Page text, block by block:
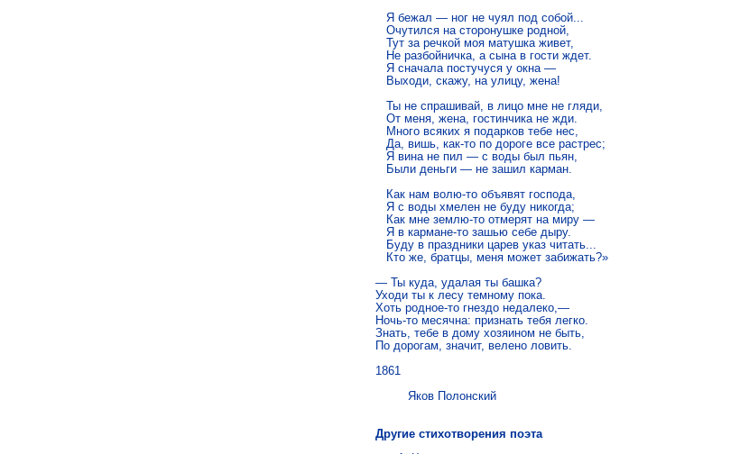
   Я бежал — ног не чуял под собой...
   Очутился на сторонушке родной,
   Тут за речкой моя матушка живет,
   Не разбойничка, а сына в гости ждет.
   Я сначала постучуся у окна —
   Выходи, скажу, на улицу, жена!
   Ты не спрашивай, в лицо мне не гляди,
   От меня, жена, гостинчика не жди.
   Много всяких я подарков тебе нес,
   Да, вишь, как-то по дороге все растрес;
   Я вина не пил — с воды был пьян,
   Были деньги — не зашил карман.
   Как нам волю-то объявят господа,
   Я с воды хмелен не буду никогда;
   Как мне землю-то отмерят на миру —
   Я в кармане-то зашью себе дыру.
   Буду в праздники царев указ читать...
   Кто же, братцы, меня может забижать?»
— Ты куда, удалая ты башка?
Уходи ты к лесу темному пока.
Хоть родное-то гнездо недалеко,—
Ночь-то месячна: признать тебя легко.
Знать, тебе в дому хозяином не быть,
По дорогам, значит, велено ловить.
1861
Яков Полонский
Другие стихотворения поэта